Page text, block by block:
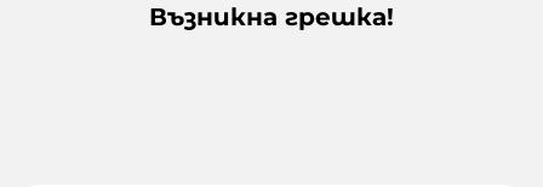
Възникна грешка!